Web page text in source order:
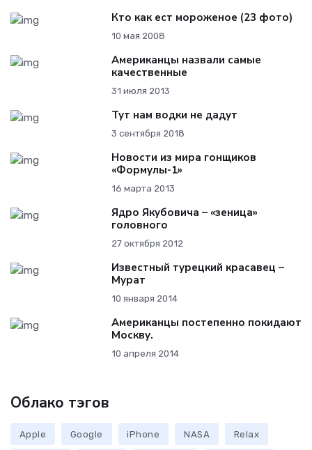
Кто как ест мороженое (23 фото)
10 мая 2008
Американцы назвали самые
качественные
31 июля 2013
Тут нам водки не дадут
3 сентября 2018
Новости из мира гонщиков
«Формулы-1»
16 марта 2013
Ядро Якубовича – «зеница»
головного
27 октября 2012
Известный турецкий красавец –
Мурат
10 января 2014
Американцы постепенно покидают
Москву.
10 апреля 2014
Облако тэгов
Apple Google iPhone NASA Relax